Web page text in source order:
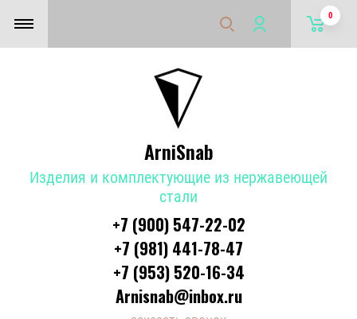
0
ArniSnab
Изделия и комплектующие из нержавеющей
стали
+7 (900) 547-22-02
+7 (981) 441-78-47
+7 (953) 520-16-34
Arnisnab@inbox.ru